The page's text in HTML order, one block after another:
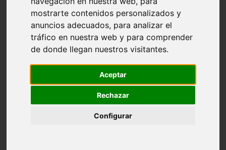
mostrarte contenidos personalizados y
anuncios adecuados, para analizar el
tráfico en nuestra web y para comprender
de donde llegan nuestros visitantes.
Aceptar
Rechazar
Configurar
higiene
snacks
acuario
iberzoo propet
comercios
estanques
viajar
cr a